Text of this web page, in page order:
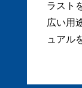
ラスト
広い用
ュアル